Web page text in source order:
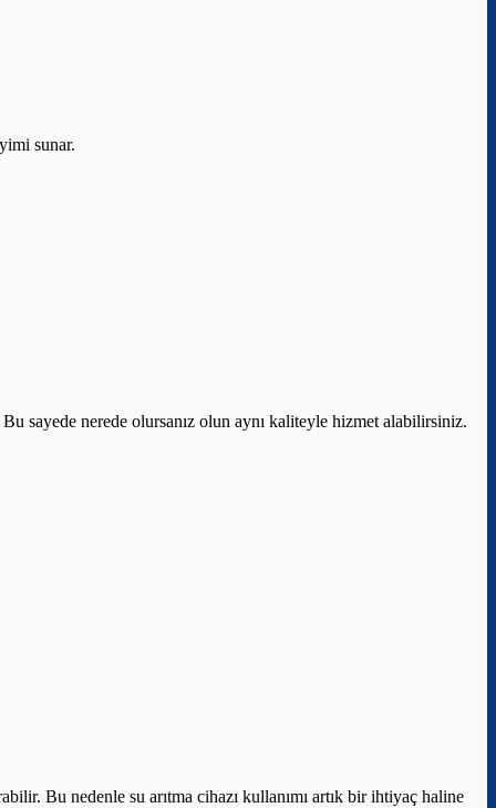
sunar.
sayede nerede olursanız olun aynı kaliteyle hizmet alabilirsiniz.
Bu nedenle su arıtma cihazı kullanımı artık bir ihtiyaç haline